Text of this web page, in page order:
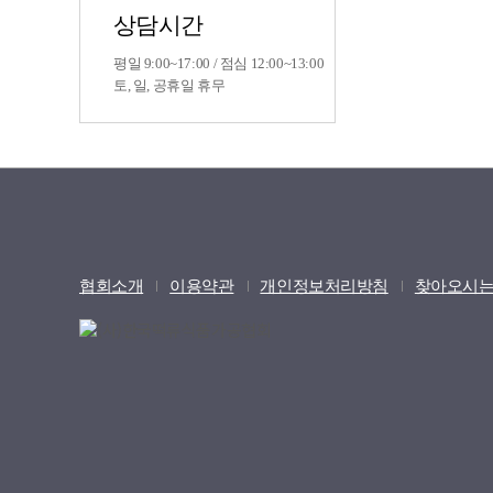
상담시간
평일 9:00~17:00 / 점심 12:00~13:00
토, 일, 공휴일 휴무
협회소개 이용약관 개인정보처리방침 찾아오시